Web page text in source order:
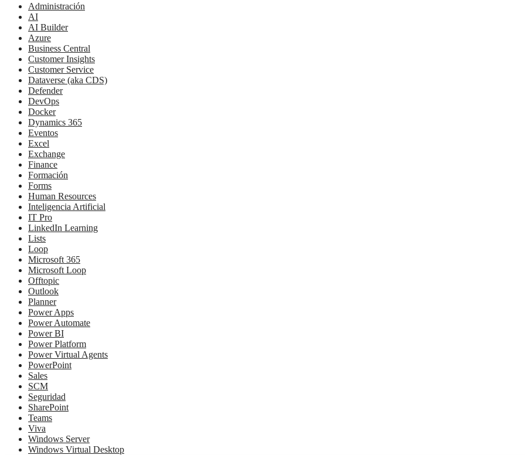
Administración
AI
AI Builder
Azure
Business Central
Customer Insights
Customer Service
Dataverse (aka CDS)
Defender
DevOps
Docker
Dynamics 365
Eventos
Excel
Exchange
Finance
Formación
Forms
Human Resources
Inteligencia Artificial
IT Pro
LinkedIn Learning
Lists
Loop
Microsoft 365
Microsoft Loop
Offtopic
Outlook
Planner
Power Apps
Power Automate
Power BI
Power Platform
Power Virtual Agents
PowerPoint
Sales
SCM
Seguridad
SharePoint
Teams
Viva
Windows Server
Windows Virtual Desktop